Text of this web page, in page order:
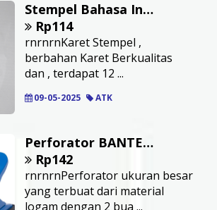
Stempel Bahasa Indonesia TRODAT 1117IN
Rp114
rnrnrnKaret Stempel ,
berbahan Karet Berkualitas
dan , terdapat 12 ...
09-05-2025 ATK
Perforator BANTEX 2 Lubang Kapasitas 2,5 mm Warna Biru
Rp142
rnrnrnPerforator ukuran besar
yang terbuat dari material
logam dengan 2 bua ...